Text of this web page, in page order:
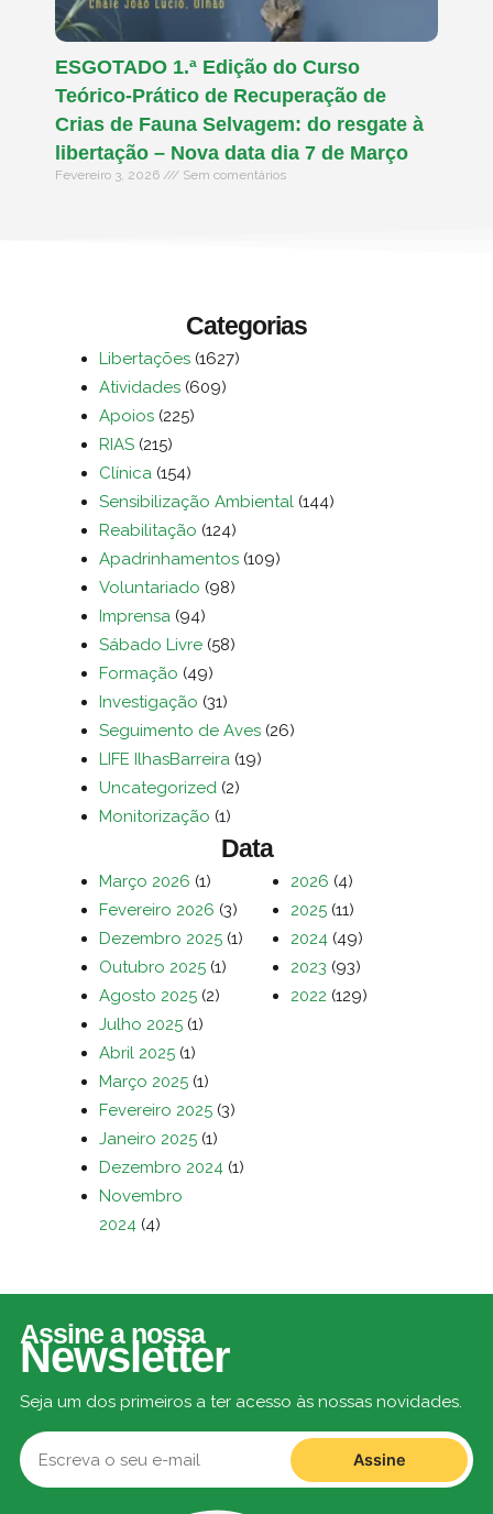
ESGOTADO 1.ª Edição do Curso
Teórico-Prático de Recuperação de
Crias de Fauna Selvagem: do resgate à
libertação – Nova data dia 7 de Março
Fevereiro 3, 2026 Sem comentários
Categorias
Libertações (1627)
Atividades (609)
Apoios (225)
RIAS (215)
Clínica (154)
Sensibilização Ambiental (144)
Reabilitação (124)
Apadrinhamentos (109)
Voluntariado (98)
Imprensa (94)
Sábado Livre (58)
Formação (49)
Investigação (31)
Seguimento de Aves (26)
LIFE IlhasBarreira (19)
Uncategorized (2)
Monitorização (1)
Data
Março 2026 (1)
Fevereiro 2026 (3)
Dezembro 2025 (1)
Outubro 2025 (1)
Agosto 2025 (2)
Julho 2025 (1)
Abril 2025 (1)
Março 2025 (1)
Fevereiro 2025 (3)
Janeiro 2025 (1)
Dezembro 2024 (1)
Novembro
2024 (4)
2026 (4)
2025 (11)
2024 (49)
2023 (93)
2022 (129)
Assine a nossa
Newsletter
Seja um dos primeiros a ter acesso às nossas novidades.
Assine